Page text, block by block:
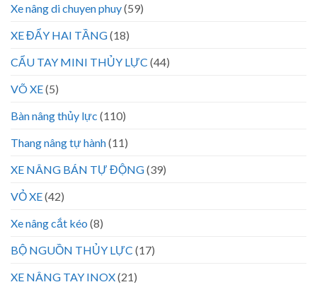
Xe nâng di chuyen phuy(59)
XE ĐẨY HAI TẦNG(18)
CẨU TAY MINI THỦY LỰC (44)
VÕ XE(5)
Bàn nâng thủy lực (110)
Thang nâng tự hành(11)
XE NÂNG BÁN TỰ ĐỘNG(39)
VỎ XE(42)
Xe nâng cắt kéo (8)
BỘ NGUỒN THỦY LỰC (17)
XE NÂNG TAY INOX(21)